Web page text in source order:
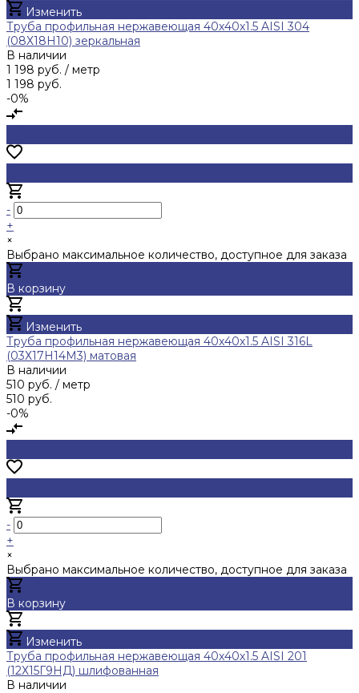
Изменить
Труба профильная нержавеющая 40х40х1.5 AISI 304
(08Х18Н10) зеркальная
В наличии
1 198 руб. / метр
1 198 руб.
-0%
-
+
×
Выбрано максимальное количество, доступное для заказа
В корзину
Изменить
Труба профильная нержавеющая 40х40х1.5 AISI 316L
(03Х17Н14М3) матовая
В наличии
510 руб. / метр
510 руб.
-0%
-
+
×
Выбрано максимальное количество, доступное для заказа
В корзину
Изменить
Труба профильная нержавеющая 40х40х1.5 AISI 201
(12Х15Г9НД) шлифованная
В наличии